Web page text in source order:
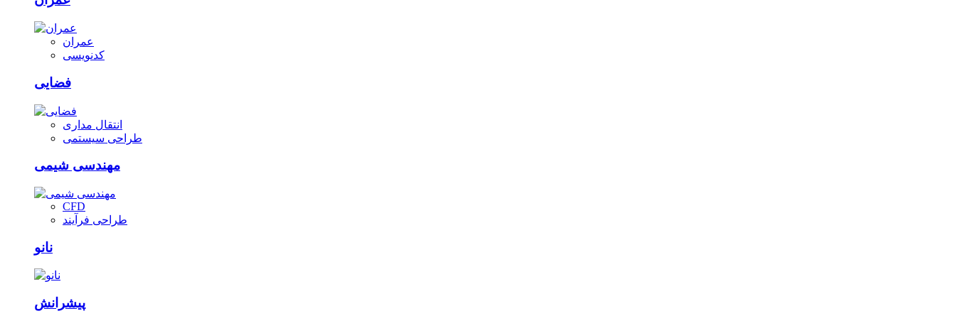
عمران
کدنویسی
فضایی
انتقال مداری
طراحی سیستمی
مهندسی شیمی
CFD
طراحی فرآیند
نانو
پیشرانش